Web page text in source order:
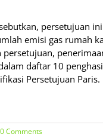
persetujuan
emisi gas rumah
daftar 10
Persetujuan Paris.
0 Comments